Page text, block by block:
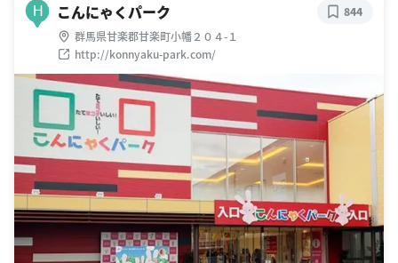
H こんにゃくパーク
群馬県甘楽郡甘楽町小幡２０４-１
http://konnyaku-park.com/
844